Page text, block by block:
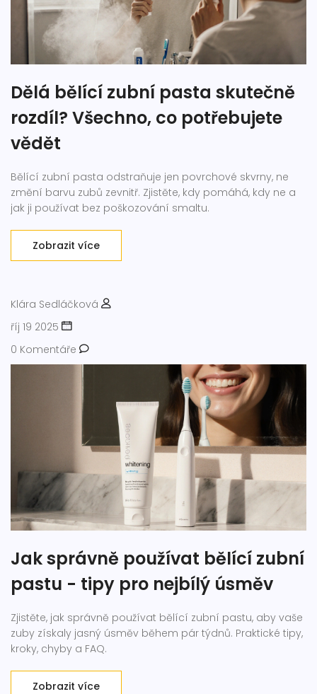
Dělá bělící zubní pasta skutečně
rozdíl? Všechno, co potřebujete
vědět
Bělící zubní pasta odstraňuje jen povrchové skvrny, ne
změní barvu zubů zevnitř. Zjistěte, kdy pomáhá, kdy ne a
jak ji používat bez poškozování smaltu.
Zobrazit více
Klára Sedláčková
říj 19 2025
0 Komentáře
Jak správně používat bělící zubní
pastu - tipy pro nejbílý úsměv
Zjistěte, jak správně používat bělící zubní pastu, aby vaše
zuby získaly jasný úsměv během pár týdnů. Praktické tipy,
kroky, chyby a FAQ.
Zobrazit více